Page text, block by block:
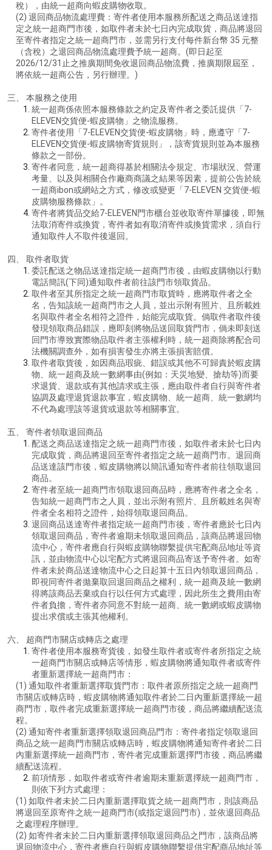
稅），由統一超商向蝦皮購物收取。
(2) 退回商品物流處理費：寄件者使用本服務所配送之商品送達指
定之統一超商門市後，如取件者未於七日內完成取貨，商品將退回
至寄件者指定之統一超商門市，並需另行支付每件新台幣 35 元整
（含稅）之退回商品物流處理費予統一超商。(即日起至
2026/12/31止之推廣期間免收退回商品物流費，推廣期限屆至，
將依統一超商公告，另行辦理。)
三、 本服務之使用
統一超商係依照本服務條款之約定及寄件者之委託提供「7-
ELEVEN交貨便-蝦皮購物」之物流服務。
寄件者使用「7-ELEVEN交貨便-蝦皮購物」時，應遵守「7-
ELEVEN交貨便-蝦皮購物寄貨規則」，該寄貨規則並為本服務
條款之一部份。
寄件者同意，統一超商得基於相關法令規定、市場狀況、營運
考量、以及與相關合作廠商商議之結果等因素，提前公告於統
一超商ibon或網站之方式，修改或變更「7-ELEVEN 交貨便-蝦
皮購物服務條款」。
寄件者將貨品交給7-ELEVEN門市櫃台並收取寄件單據後，即無
法取消寄件或換貨，寄件者如有取消寄件或換貨需求，須自行
通知取件人不取件後退回。
四、 取件者取貨
委託配送之物品送達指定統一超商門市後，由蝦皮購物以行動
電話簡訊(下同)通知取件者前往該門市領取貨品。
取件者至其所指定之統一超商門市取貨時，應將取件者之全
名，告知該統一超商門市之人員，並出示附有照片、且所載姓
名與取件者全名相符之證件，始能完成取貨。倘取件者取件後
發現領取商品錯誤，應即刻將物品送回取貨門市，倘未即刻送
回門市導致實際物品取件者主張權利時，統一超商除將配合司
法機關調查外，如有損害發生亦將主張損害賠償。
取件者取貨後，如因商品瑕疵、錯誤或其他不可歸責於蝦皮購
物、統一超商及統一數網事由(例如：天災地變、搶劫等)而要
求退貨、退款或有其他請求或主張，應由取件者自行與寄件者
協調及處理退貨退款事宜，蝦皮購物、統一超商、統一數網均
不代為處理該等退貨或退款等相關事宜。
五、 寄件者領取退回商品
配送之商品送達指定之統一超商門市後，如取件者未於七日內
完成取貨，商品將退回至寄件者指定之統一超商門市。退回商
品送達該門市後，蝦皮購物將以簡訊通知寄件者前往領取退回
商品。
寄件者至統一超商門市領取退回商品時，應將寄件者之全名，
告知統一超商門市之人員，並出示附有照片、且所載姓名與寄
件者全名相符之證件，始得領取退回商品。
退回商品送達寄件者指定統一超商門市後，寄件者應於七日內
領取退回商品，寄件者逾期未領取退回商品，該商品將退回物
流中心，寄件者應自行與蝦皮購物聯繫提供宅配商品地址等資
訊，並由物流中心以宅配方式將退回商品寄送予寄件者。如寄
件者未於商品送達物流中心之日起算十五日內領取退回商品，
即視同寄件者拋棄取回退回商品之權利，統一超商及統一數網
得將該商品丟棄或自行以任何方式處理，因此所生之費用由寄
件者負擔，寄件者亦同意不對統一超商、統一數網或蝦皮購物
提出求償或主張其他權利。
六、 超商門市關店或轉店之處理
寄件者使用本服務寄貨後，如發生取件者或寄件者所指定之統
一超商門市關店或轉店等情形，蝦皮購物將通知取件者或寄件
者重新選擇統一超商門市：
(1) 通知取件者重新選擇取貨門市：取件者原所指定之統一超商門
市關店或轉店時，蝦皮購物將通知取件者於二日內重新選擇統一超
商門市，取件者完成重新選擇統一超商門市後，商品將繼續配送流
程。
(2) 通知寄件者重新選擇領取退回商品門市：寄件者指定領取退回
商品之統一超商門市關店或轉店時，蝦皮購物將通知寄件者於二日
內重新選擇統一超商門市，寄件者完成重新選擇門市後，商品將繼
續配送流程。
前項情形，如取件者或寄件者逾期未重新選擇統一超商門市，
則依下列方式處理：
(1) 如取件者未於二日內重新選擇取貨之統一超商門市，則該商品
將退回至原寄件之統一超商門市(或指定退回門市)，並依退回商品
之處理程序辦理。
(2) 如寄件者未於二日內重新選擇領取退回商品之門市，該商品將
退回物流中心，寄件者應自行與蝦皮購物聯繫提供宅配商品地址等